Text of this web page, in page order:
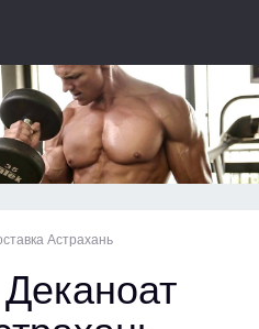
Астрахань